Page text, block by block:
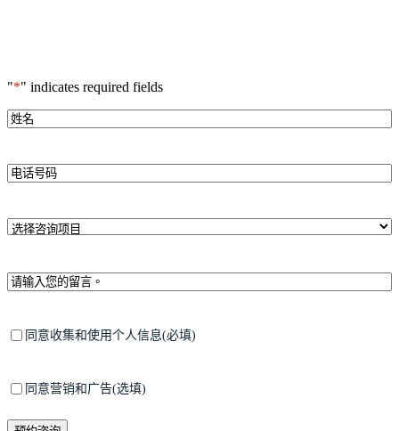
"*" indicates required fields
姓*
电
码
*
选
询
*
留
隐
策
* 同意收集和使用个人信息(必填)
同
接
同意营销和广告(选填)